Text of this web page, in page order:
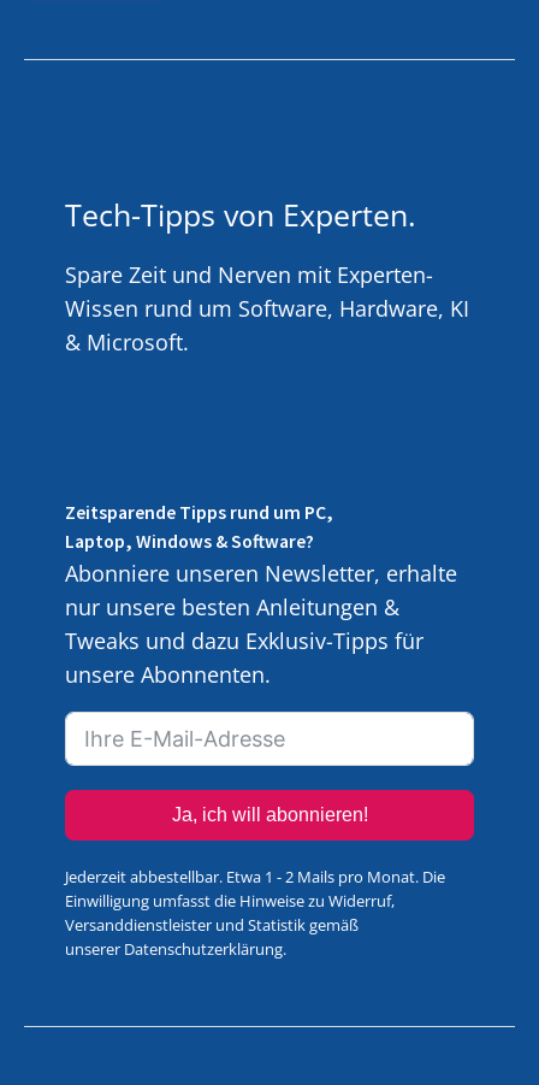
Tech-Tipps von Experten.
Spare Zeit und Nerven mit Experten-
Wissen rund um Software, Hardware, KI
& Microsoft.
Zeitsparende Tipps rund um PC,
Laptop, Windows & Software?
Abonniere unseren Newsletter, erhalte
nur unsere besten Anleitungen &
Tweaks und dazu Exklusiv-Tipps für
unsere Abonnenten.
Ja, ich will abonnieren!
Jederzeit abbestellbar. Etwa 1 - 2 Mails pro Monat. Die
Einwilligung umfasst die Hinweise zu Widerruf,
Versanddienstleister und Statistik gemäß
unserer Datenschutzerklärung.